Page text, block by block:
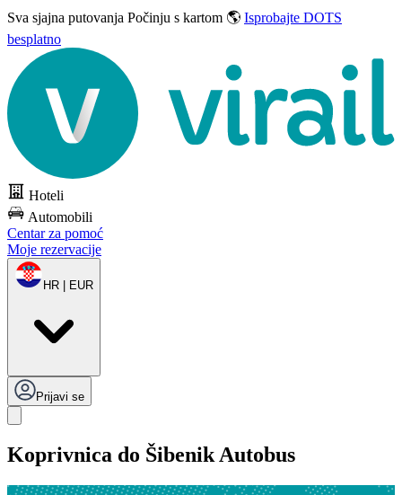
Sva sjajna putovanja Počinju s kartom 🌎 Isprobajte DOTS
besplatno
Hoteli
Automobili
Centar za pomoć
Moje rezervacije
HR | EUR
Prijavi se
Koprivnica do Šibenik Autobus